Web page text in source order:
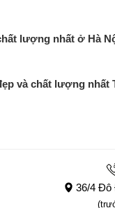
lượng nhất ở Hà
và chất lượng nhất
36/4 Đô